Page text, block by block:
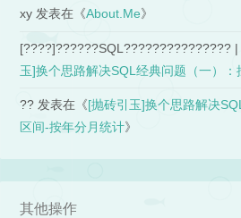
xy 发表在《About.Me》
[????]??????SQL???????????????
玉]换个思路解决SQL经典问题（一）：
?? 发表在《[抛砖引玉]换个思路解决
区间-按年分月统计》
其他操作